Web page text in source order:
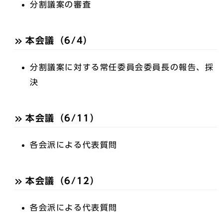
分割議案の審査
本会議（6/4）
分割議案に対する常任委員会委員長の報告、採
決
本会議（6/11）
各会派による代表質問
本会議（6/12）
各会派による代表質問